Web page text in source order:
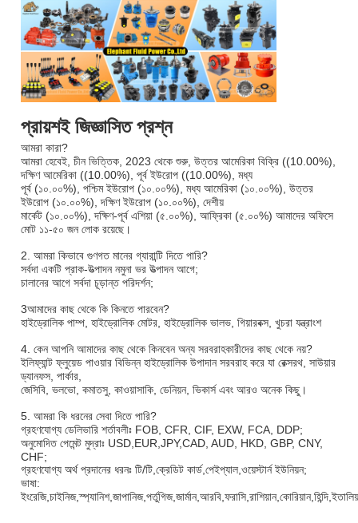
প্রায়শই জিজ্ঞাসিত প্রশ্ন
আমরা কারা?
আমরা হেবেই, চীন ভিত্তিক, 2023 থেকে শুরু, উত্তর আমেরিকা বিক্রি ((10.00%),
দক্ষিণ আমেরিকা ((10.00%), পূর্ব ইউরোপ ((10.00%), মধ্য
পূর্ব (১০.০০%), পশ্চিম ইউরোপ (১০.০০%), মধ্য আমেরিকা (১০.০০%), উত্তর
ইউরোপ (১০.০০%), দক্ষিণ ইউরোপ (১০.০০%), দেশীয়
মার্কেট (১০.০০%), দক্ষিণ-পূর্ব এশিয়া (৫.০০%), আফ্রিকা (৫.০০%) আমাদের অফিসে
মোট ১১-৫০ জন লোক রয়েছে।
2. আমরা কিভাবে গুণগত মানের গ্যারান্টি দিতে পারি?
সর্বদা একটি প্রাক-উত্পাদন নমুনা ভর উত্পাদন আগে;
চালানের আগে সর্বদা চূড়ান্ত পরিদর্শন;
3আমাদের কাছ থেকে কি কিনতে পারবেন?
হাইড্রোলিক পাম্প, হাইড্রোলিক মোটর, হাইড্রোলিক ভালভ, গিয়ারবক্স, খুচরা যন্ত্রাংশ
4. কেন আপনি আমাদের কাছ থেকে কিনবেন অন্য সরবরাহকারীদের কাছ থেকে নয়?
ইলিফ্যান্ট ফ্লুয়েড পাওয়ার বিভিন্ন হাইড্রোলিক উপাদান সরবরাহ করে যা রেক্সরথ, সাউয়ার
ড্যানফস, পার্কার,
জেসিবি, ভলভো, কমাতসু, কাওয়াসাকি, ডেনিয়ন, ভিকার্স এবং আরও অনেক কিছু।
5. আমরা কি ধরনের সেবা দিতে পারি?
গ্রহণযোগ্য ডেলিভারি শর্তাবলীঃ FOB, CFR, CIF, EXW, FCA, DDP;
অনুমোদিত পেমেন্ট মুদ্রাঃ USD,EUR,JPY,CAD, AUD, HKD, GBP, CNY,
CHF;
গ্রহণযোগ্য অর্থ প্রদানের ধরনঃ টি/টি,ক্রেডিট কার্ড,পেইপ্যাল,ওয়েস্টার্ন ইউনিয়ন;
ভাষা: